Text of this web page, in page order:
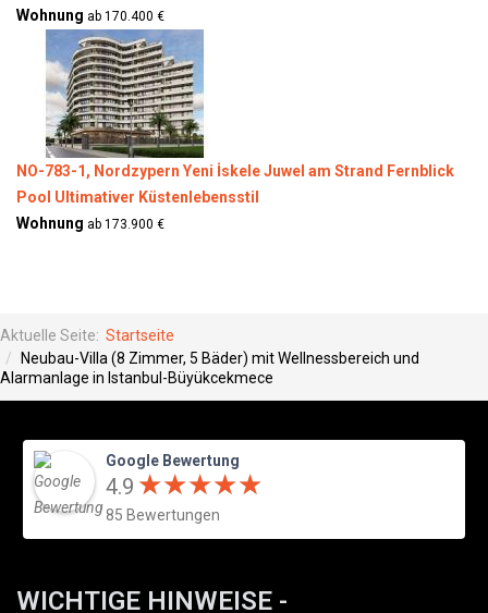
Wohnung ab 170.400 €
NO-783-1, Nordzypern Yeni İskele Juwel am Strand Fernblick
Pool Ultimativer Küstenlebensstil
Wohnung ab 173.900 €
Aktuelle Seite: Startseite
Neubau-Villa (8 Zimmer, 5 Bäder) mit Wellnessbereich und
Alarmanlage in Istanbul-Büyükcekmece
Google Bewertung
4.9 ★★★★★
★★★★★
85 Bewertungen
WICHTIGE HINWEISE -